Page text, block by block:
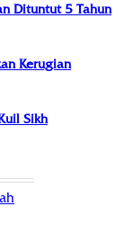
Dituntut 5 Tahun
Kerugian
Sikh